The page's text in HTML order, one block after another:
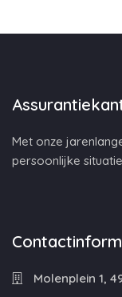
Met onze
persoonlijke
Molenplein 1,